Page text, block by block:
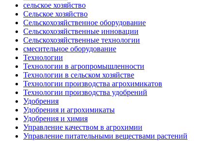
сельское хозяйство
Сельское хозяйство
Сельскохозяйственное оборудование
Сельскохозяйственные инновации
Сельскохозяйственные технологии
смесительное оборудование
Технологии
Технологии в агропромышленности
Технологии в сельском хозяйстве
Технологии производства агрохимикатов
Технологии производства удобрений
Удобрения
Удобрения и агрохимикаты
Удобрения и химия
Управление качеством в агрохимии
Управление питательными веществами растений